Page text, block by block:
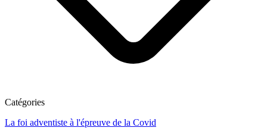
Catégories
La foi adventiste à l'épreuve de la Covid